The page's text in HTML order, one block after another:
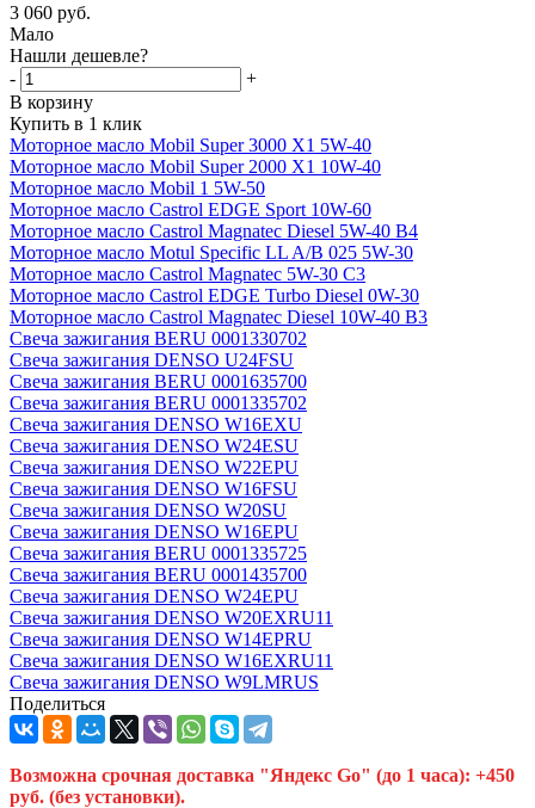
3 060 руб.
Мало
Нашли дешевле?
-
+
В корзину
Купить в 1 клик
Моторное масло Mobil Super 3000 X1 5W-40
Моторное масло Mobil Super 2000 X1 10W-40
Моторное масло Mobil 1 5W-50
Моторное масло Castrol EDGE Sport 10W-60
Моторное масло Castrol Magnatec Diesel 5W-40 В4
Моторное масло Motul Specific LL A/B 025 5W-30
Моторное масло Castrol Magnatec 5W-30 C3
Моторное масло Castrol EDGE Turbo Diesel 0W-30
Моторное масло Castrol Magnatec Diesel 10W-40 B3
Свеча зажигания BERU 0001330702
Свеча зажигания DENSO U24FSU
Свеча зажигания BERU 0001635700
Свеча зажигания BERU 0001335702
Свеча зажигания DENSO W16EXU
Свеча зажигания DENSO W24ESU
Свеча зажигания DENSO W22EPU
Свеча зажигания DENSO W16FSU
Свеча зажигания DENSO W20SU
Свеча зажигания DENSO W16EPU
Свеча зажигания BERU 0001335725
Свеча зажигания BERU 0001435700
Свеча зажигания DENSO W24EPU
Свеча зажигания DENSO W20EXRU11
Свеча зажигания DENSO W14EPRU
Свеча зажигания DENSO W16EXRU11
Свеча зажигания DENSO W9LMRUS
Поделиться
Возможна срочная доставка "Яндекс Go" (до 1 часа): +450
руб. (без установки).